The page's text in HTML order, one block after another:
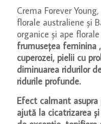
Crema Forever
florale australiene și
organice și ape
frumusețea feminina
cuperozei, pielii cu
diminuarea ridurilor
ridurile profunde.
Efect calmant
ajută la cicatrizarea